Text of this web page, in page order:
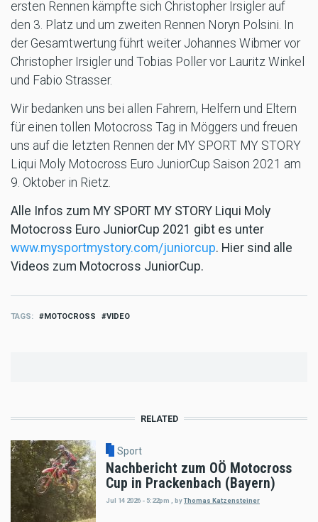
ersten Rennen kämpfte sich Christopher Irsigler auf
den 3. Platz und um zweiten Rennen Noryn Polsini. In
der Gesamtwertung führt weiter Johannes Wibmer vor
Christopher Irsigler und Tobias Poller vor Lauritz Winkel
und Fabio Strasser.
Wir bedanken uns bei allen Fahrern, Helfern und Eltern
für einen tollen Motocross Tag in Möggers und freuen
uns auf die letzten Rennen der MY SPORT MY STORY
Liqui Moly Motocross Euro JuniorCup Saison 2021 am
9. Oktober in Rietz.
Alle Infos zum MY SPORT MY STORY Liqui Moly
Motocross Euro JuniorCup 2021 gibt es unter
www.mysportmystory.com/juniorcup. Hier sind alle
Videos zum Motocross JuniorCup.
TAGS MOTOCROSS VIDEO
RELATED
Sport
Nachbericht zum OÖ Motocross
Cup in Prackenbach (Bayern)
Jul 14 2026 - 5:22pm , byThomas Katzensteiner